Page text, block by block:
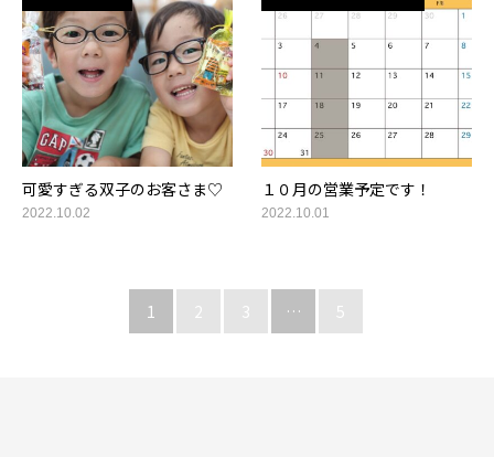
可愛すぎる双子のお客さま♡
2022.10.02
１０月の営業予定です！
2022.10.01
1 2 3 … 5